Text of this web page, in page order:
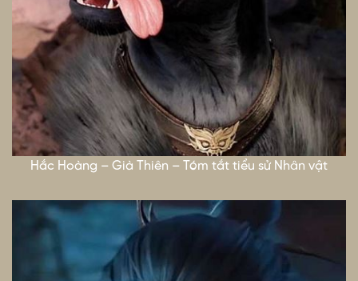
Hắc Hoàng – Già Thiên – Tóm tắt tiểu sử Nhân vật